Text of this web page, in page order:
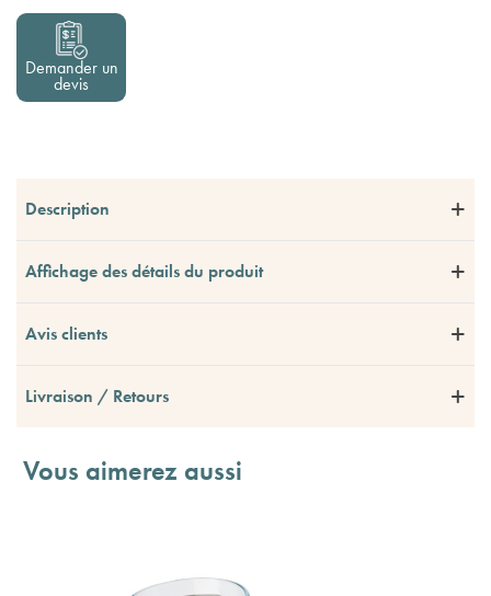
Demander un
devis
Description
Affichage des détails du produit
Avis clients
Livraison / Retours
Vous aimerez aussi